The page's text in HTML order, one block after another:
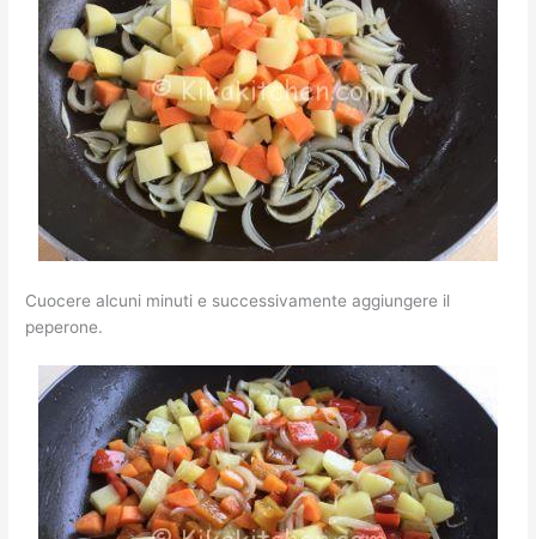
Cuocere alcuni minuti e successivamente aggiungere il
peperone.